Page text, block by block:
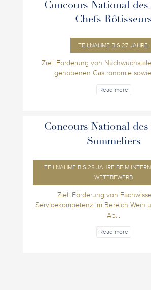
Concours National des
Chefs
TEILNAHME BIS 27 JAHRE.
Ziel: Förderung von
gehobenen Gastronomie sowie
Read more
Concours National des
Sommeliers
TEILNAHME BIS 28 JAHRE BEIM
WETTBEWERB
Ziel: Förderung von
Servicekompetenz im Bereich Wein
Ab...
Read more